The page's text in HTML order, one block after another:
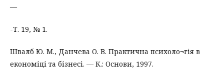
—
-Т. 19, № 1.
Швалб Ю. М., Данчева О. В. Практична психоло¬гія в
економіці та бізнесі. — К.: Основи, 1997.